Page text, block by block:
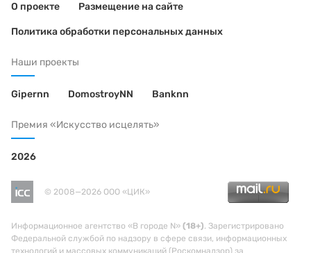
О проекте Размещение на сайте
Политика обработки персональных данных
Наши проекты
Gipernn DomostroyNN Banknn
Премия «Искусство исцелять»
2026
© 2008—2026 ООО «ЦИК»
Информационное агентство «В городе N» (18+). Зарегистрировано
Федеральной службой по надзору в сфере связи, информационных